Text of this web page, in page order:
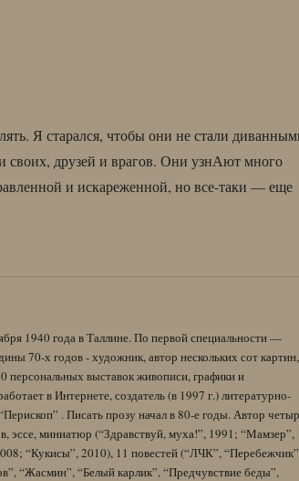
Я старался, чтобы они не стали
своих, друзей и врагов. Они узнАют много
и искареженной, но все-таки — еще
1940 года в Таллине. По первой специальности —
70-х годов - художник, автор нескольких сот картин,
персональных выставок живописи, графики и
в Интернете, создатель (в 1997 г.) литературно-
. Писать прозу начал в 80-е годы. Автор
эссе, миниатюр (“Здравствуй, муха!”, 1991; “Мамзер”,
“Кукисы”, 2010), 11 повестей (“ЛЧК”,
“Жасмин”, “Белый карлик”, “Предчувствие беды”,